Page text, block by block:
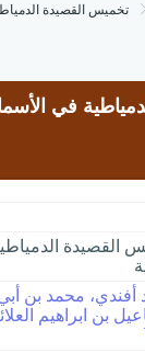
تخميس القصيدة
في
القصيدة
أفندي، محمد بن
بن ابراهيم